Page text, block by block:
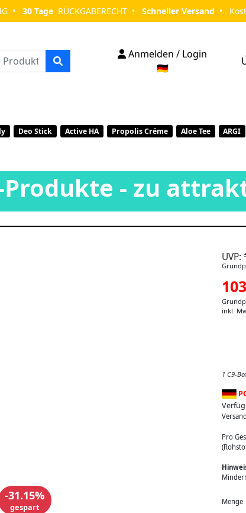
• 30 Tage RÜCKGABERECHT • Schneller Versand •
Anmelden / Login
🇩🇪
Deo Stick Active HA Propolis Créme Aloe Tee ARGI
- zu
-31.15%
gespart
UVP:
inkl.
1 C9-
Pro
Menge